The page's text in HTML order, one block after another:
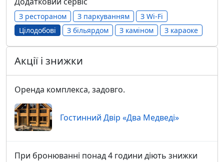
З рестораном З паркуванням
З Wi-Fi
Цілодобові
З більярдом З каміном З караоке
Акції і знижки
Оренда комплекса, задовго.
Гостинний Двір «Два Медведі»
При бронюванні понад 4 години діють знижки